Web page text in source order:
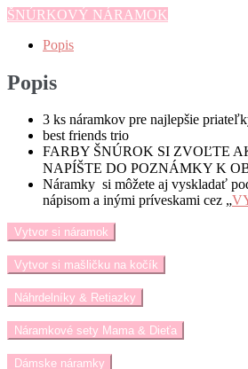
ŠNÚRKOVÝ NÁRAMOK
Popis
Popis
3 ks náramkov pre najlepšie
best friends trio
FARBY ŠNÚROK SI ZVOĽTE
NAPÍŠTE DO POZNÁMKY K
Náramky si môžete aj vyskladať
nápisom a inými príveskami cez „
Vytvor si náramok
Vytvor si mašličku na kočík
Náhrdelníky & Retiazky
Náramkové sety Mama & Dieťa
Dámske náramky